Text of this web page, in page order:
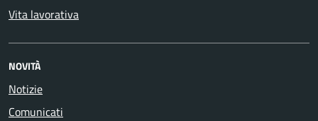
Vita lavorativa
NOVITÀ
Notizie
Comunicati